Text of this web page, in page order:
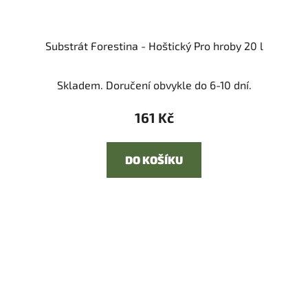
Substrát Forestina - Hoštický Pro hroby 20 l
Skladem. Doručení obvykle do 6-10 dní.
161 Kč
DO KOŠÍKU